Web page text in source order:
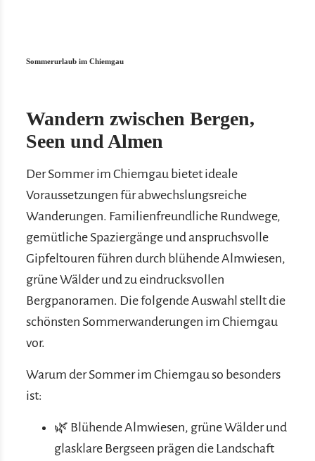
Sommerurlaub im Chiemgau
Wandern zwischen Bergen,
Seen und Almen
Der Sommer im Chiemgau bietet ideale
Voraussetzungen für abwechslungsreiche
Wanderungen. Familienfreundliche Rundwege,
gemütliche Spaziergänge und anspruchsvolle
Gipfeltouren führen durch blühende Almwiesen,
grüne Wälder und zu eindrucksvollen
Bergpanoramen. Die folgende Auswahl stellt die
schönsten Sommerwanderungen im Chiemgau
vor.
Warum der Sommer im Chiemgau so besonders
ist:
🌿 Blühende Almwiesen, grüne Wälder und
glasklare Bergseen prägen die Landschaft